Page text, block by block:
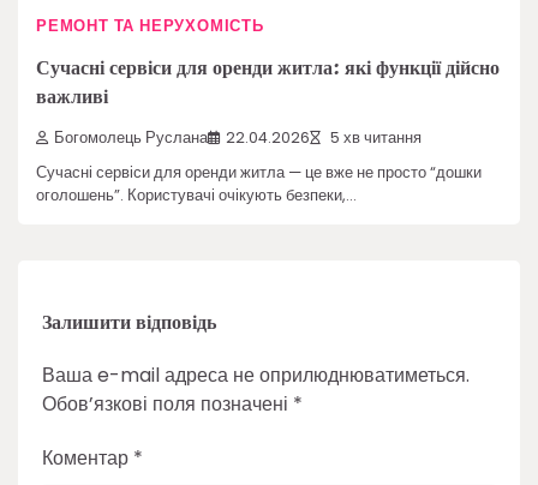
РЕМОНТ ТА НЕРУХОМІСТЬ
Сучасні сервіси для оренди житла: які функції дійсно
важливі
Богомолець Руслана 22.04.2026 5 хв читання
Сучасні сервіси для оренди житла — це вже не просто “дошки
оголошень”. Користувачі очікують безпеки,…
Залишити відповідь
Ваша e-mail адреса не оприлюднюватиметься.
Обов’язкові поля позначені *
Коментар *